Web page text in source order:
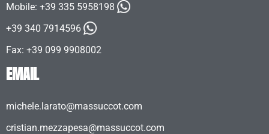
Mobile: +39 335 5958198
+39 340 7914596
Fax: +39 099 9908002
EMAIL
michele.larato@massuccot.com
cristian.mezzapesa@massuccot.com